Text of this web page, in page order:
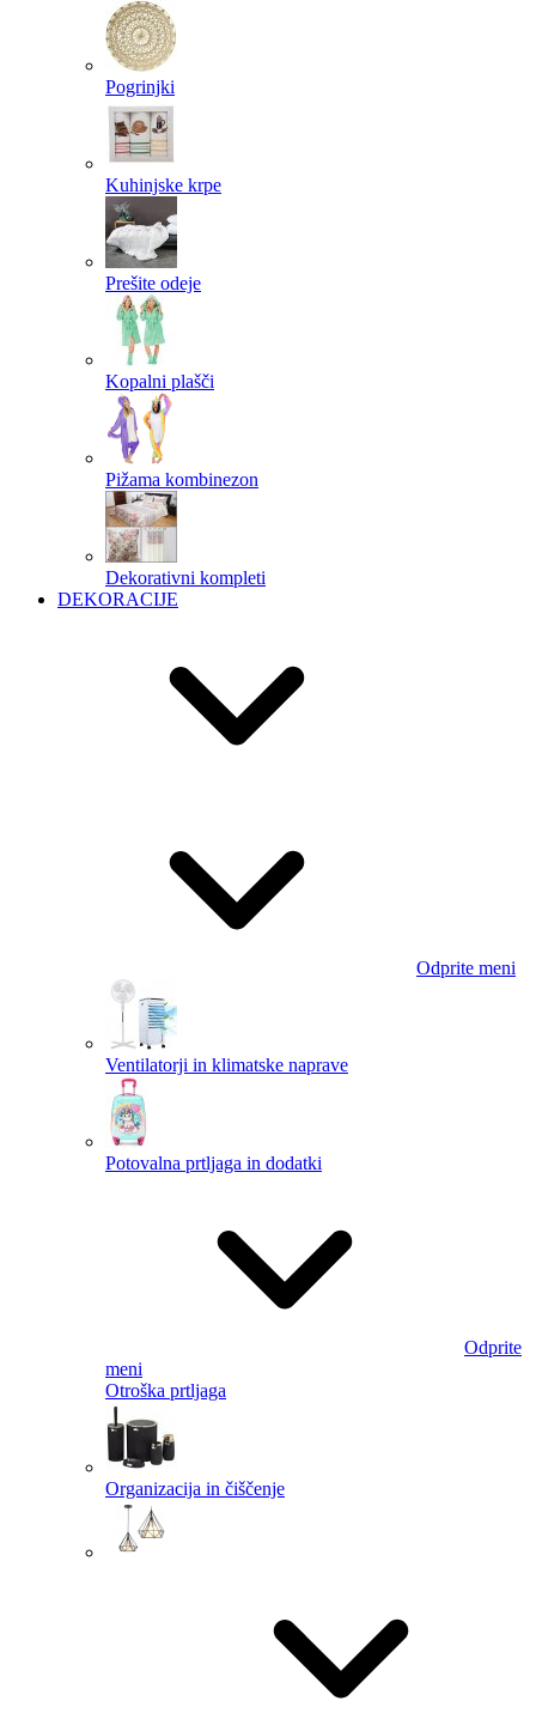
Pogrinjki
Kuhinjske krpe
Prešite odeje
Kopalni plašči
Pižama kombinezon
Dekorativni kompleti
DEKORACIJE
Odprite meni
Ventilatorji in klimatske naprave
Potovalna prtljaga in dodatki
Odprite
meni
Otroška prtljaga
Organizacija in čiščenje